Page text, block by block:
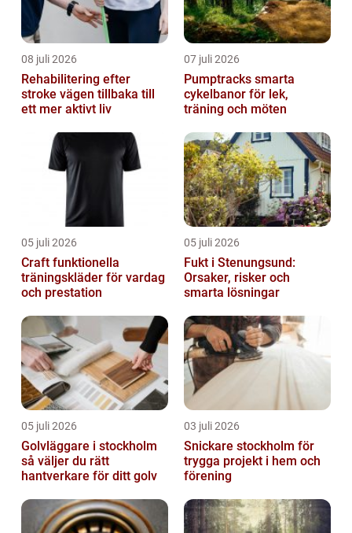
08 juli 2026
Rehabilitering efter
stroke vägen tillbaka till
ett mer aktivt liv
07 juli 2026
Pumptracks smarta
cykelbanor för lek,
träning och möten
05 juli 2026
Craft funktionella
träningskläder för vardag
och prestation
05 juli 2026
Fukt i Stenungsund:
Orsaker, risker och
smarta lösningar
05 juli 2026
Golvläggare i stockholm
så väljer du rätt
hantverkare för ditt golv
03 juli 2026
Snickare stockholm för
trygga projekt i hem och
förening